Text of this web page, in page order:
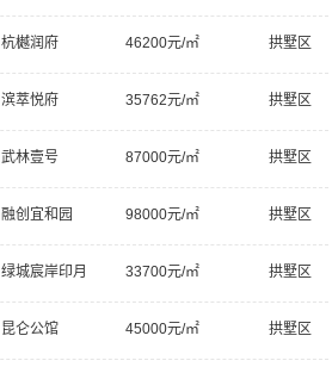
杭樾润府 46200元/㎡ 拱墅区
滨萃悦府 35762元/㎡ 拱墅区
武林壹号 87000元/㎡ 拱墅区
融创宜和园 98000元/㎡ 拱墅区
绿城宸岸印月 33700元/㎡ 拱墅区
昆仑公馆 45000元/㎡ 拱墅区